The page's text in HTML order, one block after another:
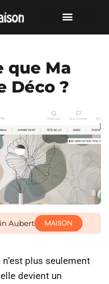
que Ma
Déco ?
Aubert MAISON
plus seulement
devient un